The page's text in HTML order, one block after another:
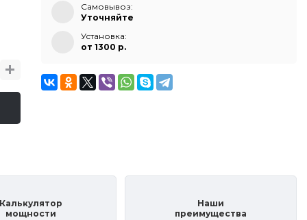
Самовывоз:
Уточняйте
Установка:
от 1300 p.
Калькулятор
мощности
Наши
преимущества